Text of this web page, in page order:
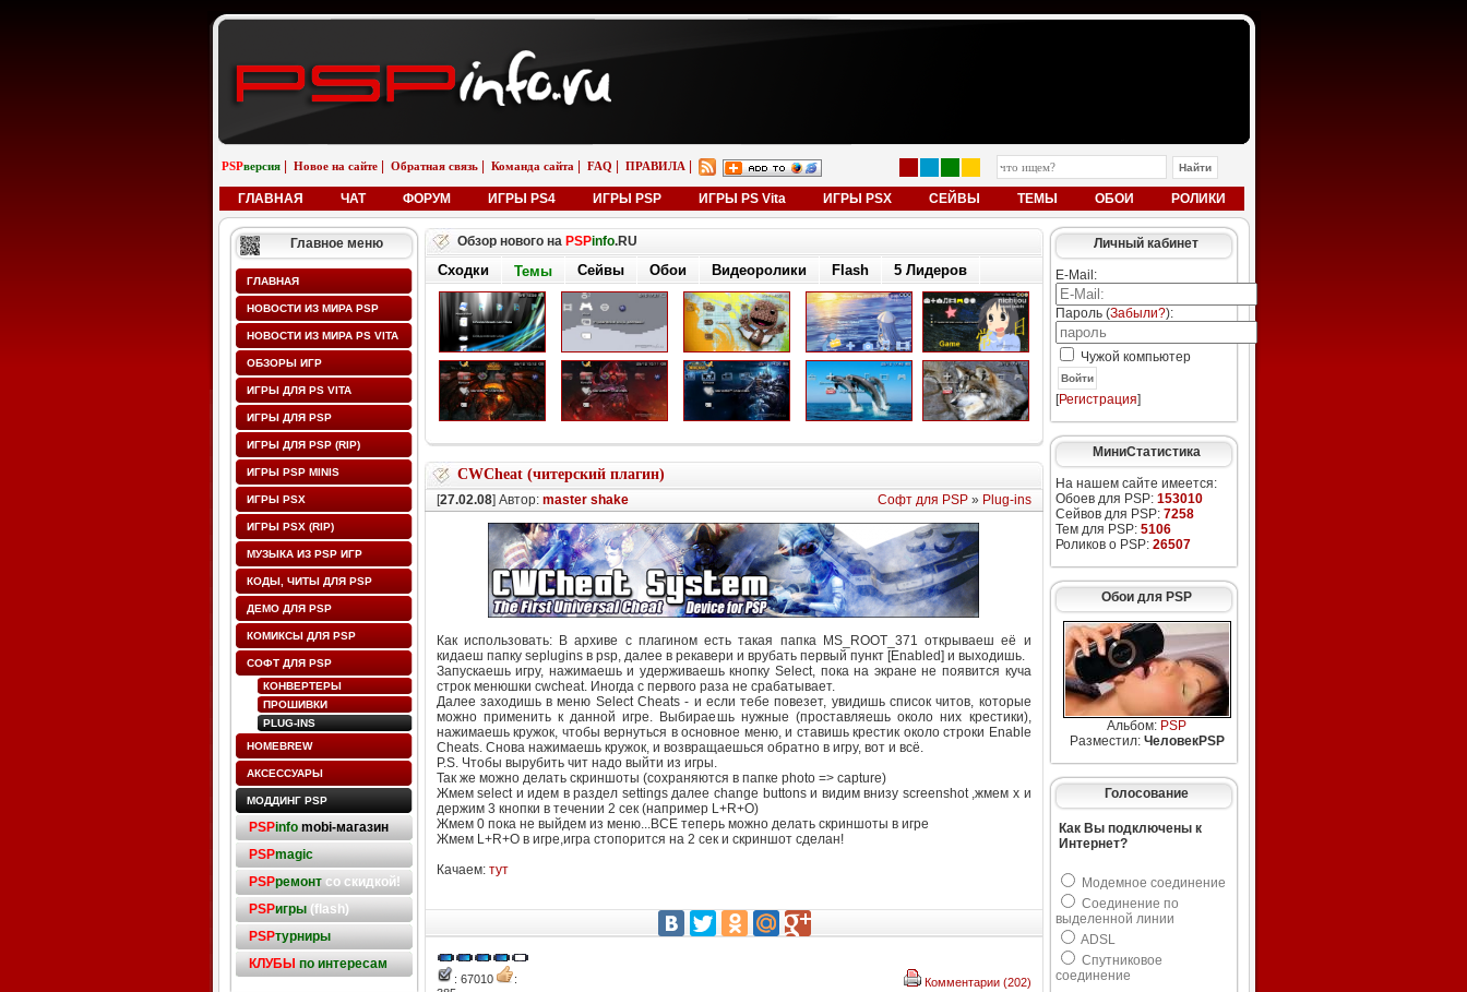
PSPверсия Новое на сайте Обратная связь Команда сайта FAQ ПРАВИЛА
ГЛАВНАЯ ЧАТ ФОРУМ ИГРЫ PS4 ИГРЫ PSP ИГРЫ PS Vita ИГРЫ PSX СЕЙВЫ ТЕМЫ ОБОИ РОЛИКИ
Главное меню
ГЛАВНАЯ
НОВОСТИ ИЗ МИРА PSP
НОВОСТИ ИЗ МИРА PS VITA
ОБЗОРЫ ИГР
ИГРЫ ДЛЯ PS VITA
ИГРЫ ДЛЯ PSP
ИГРЫ ДЛЯ PSP (RIP)
ИГРЫ PSP MINIS
ИГРЫ PSX
ИГРЫ PSX (RIP)
МУЗЫКА ИЗ PSP ИГР
КОДЫ, ЧИТЫ ДЛЯ PSP
ДЕМО ДЛЯ PSP
КОМИКСЫ ДЛЯ PSP
СОФТ ДЛЯ PSP
КОНВЕРТЕРЫ
ПРОШИВКИ
PLUG-INS
HOMEBREW
АКСЕССУАРЫ
МОДДИНГ PSP
PSPinfo mobi-магазин
PSPmagic
PSPремонтсо скидкой!
PSPигры(flash)
PSPтурниры
КЛУБЫ по интересам
Обзор нового на PSPinfo.RU
Сходки Темы Сейвы Обои Видеоролики Flash 5 Лидеров
CWCheat (читерский плагин)
[27.02.08] Автор: master shake Софт для PSP» Plug-ins
Как использовать: В архиве с плагином есть такая папка MS_ROOT_371 открываеш её и
кидаеш папку seplugins в psp, далее в рекавери и врубать первый пункт [Enabled] и выходишь.
Запускаешь игру, нажимаешь и удерживаешь кнопку Select, пока на экране не появится куча
строк менюшки cwcheat. Иногда с первого раза не срабатывает.
Далее заходишь в меню Select Cheats - и если тебе повезет, увидишь список читов, которые
можно применить к данной игре. Выбираешь нужные (проставляешь около них крестики),
нажимаешь кружок, чтобы вернуться в основное меню, и ставишь крестик около строки Enable
Cheats. Снова нажимаешь кружок, и возвращаешься обратно в игру, вот и всё.
P.S. Чтобы вырубить чит надо выйти из игры.
Так же можно делать скриншоты (сохраняются в папке photo => capture)
Жмем select и идем в раздел settings далее change buttons и видим внизу screenshot ,жмем x и
держим 3 кнопки в течении 2 сек (например L+R+O)
Жмем 0 пока не выйдем из меню...ВСЕ теперь можно делать скриншоты в игре
Жмем L+R+O в игре,игра стопорится на 2 сек и скриншот сделан!
Качаем: тут
: 67010
:
Комментарии (202)
Личный кабинет
E-Mail:
Пароль (Забыли?):
Чужой компьютер
Войти
[Регистрация]
МиниСтатистика
На нашем сайте имеется:
Обоев для PSP: 153010
Сейвов для PSP: 7258
Тем для PSP: 5106
Роликов о PSP: 26507
Обои для PSP
Альбом: PSP
Разместил: ЧеловекPSP
Голосование
Как Вы подключены к
Интернет?
Модемное соединение
Соединение по
выделенной линии
ADSL
Спутниковое
соединение